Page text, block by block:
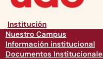
Institución
Nuestro Campus
Información institucional
Documentos